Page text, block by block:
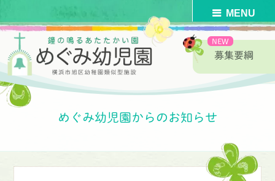
募集要綱
HOME
めぐみ幼児園からのお知らせ